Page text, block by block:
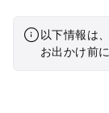
以下情報は
お出かけ前